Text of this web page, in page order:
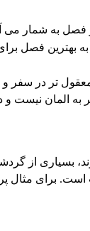
به شمار می
بهترین فصل
تر در سفر و
به المان نیست
بسیاری از